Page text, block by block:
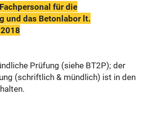
für die
und das Betonlabor lt.
Prüfung (siehe BT2P); der
(schriftlich & mündlich) ist in den